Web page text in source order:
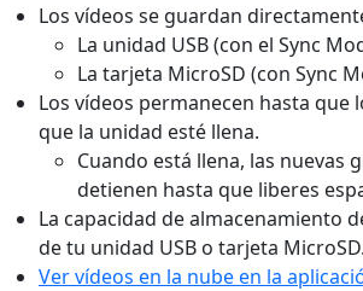
Los vídeos se guardan
La unidad USB (con el Sync
La tarjeta MicroSD (con Sync
Los vídeos permanecen hasta que
que la unidad esté llena.
Cuando está llena, las nuevas
detienen hasta que liberes
La capacidad de almacenamiento
de tu unidad USB o tarjeta MicroSD.
Ver vídeos en la nube en la